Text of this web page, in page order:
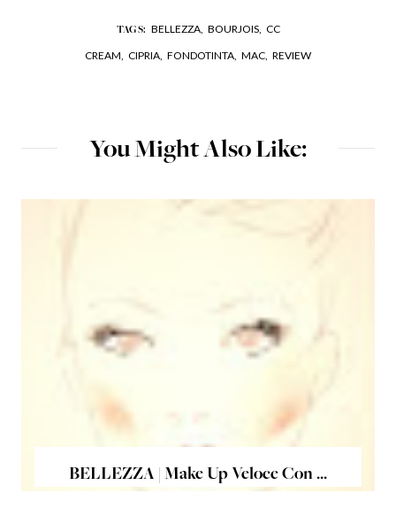
TAGS: BELLEZZA, BOURJOIS, CC
CREAM, CIPRIA, FONDOTINTA, MAC, REVIEW
You Might Also Like:
BELLEZZA | Make Up Veloce Con ...